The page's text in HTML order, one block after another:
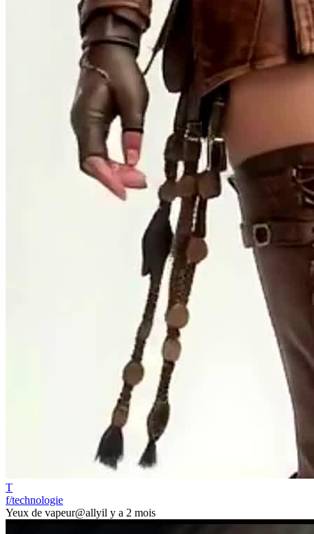
T
f/technologie
Yeux de vapeur@allyil y a 2 mois